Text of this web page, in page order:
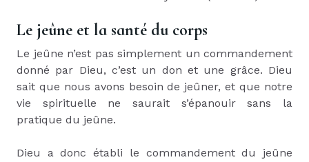
Le jeûne et la santé du corps
Le jeûne n’est pas simplement un commandement
donné par Dieu, c’est un don et une grâce. Dieu
sait que nous avons besoin de jeûner, et que notre
vie spirituelle ne saurait s’épanouir sans la
pratique du jeûne.
Dieu a donc établi le commandement du jeûne